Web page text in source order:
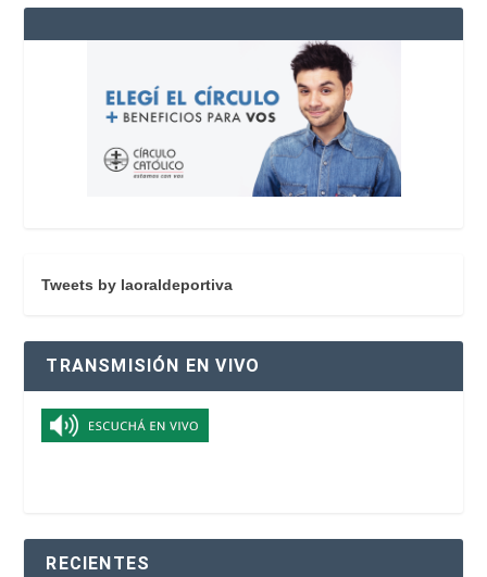
Tweets by laoraldeportiva
TRANSMISIÓN EN VIVO
RECIENTES